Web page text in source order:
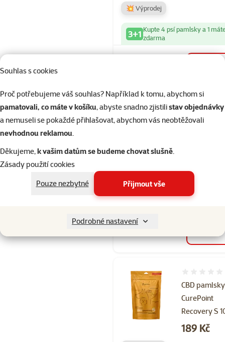
Souhlas s cookies
Proč potřebujeme váš souhlas? Například k tomu, abychom si
pamatovali, co máte v košíku, abyste snadno zjistilistav objednávky
a nemuseli se pokaždé přihlašovat, abychom vás neobtěžovali
nevhodnou reklamou.
Děkujeme,k vašim datům se budeme chovat slušně.
Zásady použití cookies
Pouze nezbytné
Přijmout vše
Podrobné nastavení
💥 Výprodej
3+1 Kupte 4 psí pamlsky a 1
zdarma
CBD pamlsky
Hodnocení
3+1Kupte 4 psí pamlsky a 1
do
CBD pamlsky
CurePoint
Recovery S
Cena
189 Kč